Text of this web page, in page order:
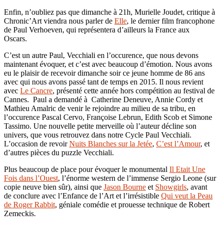
Enfin, n’oubliez pas que dimanche à 21h, Murielle Joudet, critique à
Chronic’Art viendra nous parler de Elle, le dernier film francophone
de Paul Verhoeven, qui représentera d’ailleurs la France aux
Oscars.
C’est un autre Paul, Vecchiali en l’occurence, que nous devons
maintenant évoquer, et c’est avec beaucoup d’émotion. Nous avons
eu le plaisir de recevoir dimanche soir ce jeune homme de 86 ans
avec qui nous avons passé tant de temps en 2015. Il nous revient
avec Le Cancre, présenté cette année hors compétition au festival de
Cannes. Paul a demandé à Catherine Deneuve, Annie Cordy et
Mathieu Amalric de venir le rejoindre au milieu de sa tribu, en
l’occurence Pascal Cervo, Françoise Lebrun, Edith Scob et Simone
Tassimo. Une nouvelle petite merveille où l’auteur décline son
univers, que vous retrouvez dans notre Cycle Paul Vecchiali.
L’occasion de revoirNuits Blanches sur la Jetée, C’est l’Amour, et
d’autres pièces du puzzle Vecchiali.
Plus beaucoup de place pour évoquer le monumental Il Etait Une
Fois dans l’Ouest, l’énorme western de l’immense Sergio Leone (sur
copie neuve bien sûr), ainsi que Jason Bourne et Showgirls, avant
de conclure avec l’Enfance de l’Art et l’irrésistible Qui veut la Peau
de Roger Rabbit, géniale comédie et prouesse technique de Robert
Zemeckis.